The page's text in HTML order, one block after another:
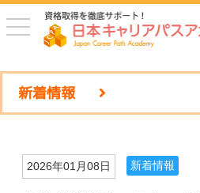
toggle
navigation
新着情報
2026年01月08日 新着情報